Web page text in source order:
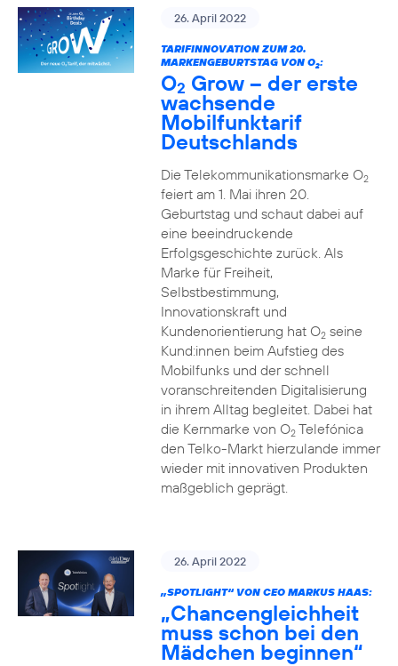
26. April 2022
TARIFINNOVATION ZUM 20.
MARKENGEBURTSTAG VON O2:
O2 Grow – der erste
wachsende
Mobilfunktarif
Deutschlands
Die Telekommunikationsmarke O2
feiert am 1. Mai ihren 20.
Geburtstag und schaut dabei auf
eine beeindruckende
Erfolgsgeschichte zurück. Als
Marke für Freiheit,
Selbstbestimmung,
Innovationskraft und
Kundenorientierung hat O2seine
Kund:innen beim Aufstieg des
Mobilfunks und der schnell
voranschreitenden Digitalisierung
in ihrem Alltag begleitet. Dabei hat
die Kernmarke von O2Telefónica
den Telko-Markt hierzulande immer
wieder mit innovativen Produkten
maßgeblich geprägt.
26. April 2022
„SPOTLIGHT“ VON CEO MARKUS HAAS:
„Chancengleichheit
muss schon bei den
Mädchen beginnen“